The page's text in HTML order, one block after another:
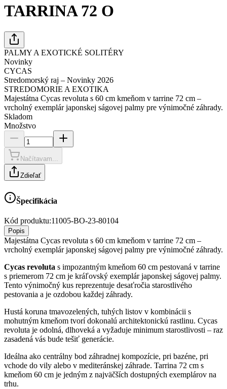
TARRINA 72 O
PALMY A EXOTICKÉ SOLITÉRY
Novinky
CYCAS
Stredomorský raj – Novinky 2026
STREDOMORIE A EXOTIKA
Majestátna Cycas revoluta s 60 cm kmeňom v tarrine 72 cm –
vrcholný exemplár japonskej ságovej palmy pre výnimočné záhrady.
Skladom
Množstvo
Načítavam...
Zdieľať
Špecifikácia
Kód produktu:11005-BO-23-80104
Popis
Majestátna Cycas revoluta s 60 cm kmeňom v tarrine 72 cm –
vrcholný exemplár japonskej ságovej palmy pre výnimočné záhrady.
Cycas revoluta s impozantným kmeňom 60 cm pestovaná v tarrine
s priemerom 72 cm je kráľovský exemplár japonskej ságovej palmy.
Tento výnimočný kus reprezentuje desaťročia starostlivého
pestovania a je ozdobou každej záhrady.
Hustá koruna tmavozelených, tuhých listov v kombinácii s
mohutným kmeňom tvorí dokonalú architektonickú rastlinu. Cycas
revoluta je odolná, dlhoveká a vyžaduje minimum starostlivosti – raz
zasadená vás bude tešiť generácie.
Ideálna ako centrálny bod záhradnej kompozície, pri bazéne, pri
vchode do vily alebo v mediteránskej záhrade. Tarrina 72 cm s
kmeňom 60 cm je jedným z najväčších dostupných exemplárov na
trhu.